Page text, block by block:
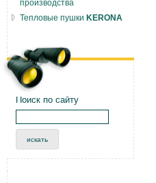
производства
Тепловые пушки KERONA
Поиск по сайту